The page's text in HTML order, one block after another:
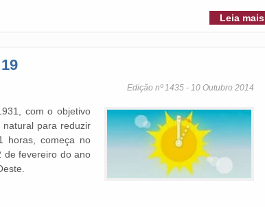
Leia mais
Edição nº 1435 - 10 Outubro 2014
com o objetivo
para reduzir
horas, começa no
de fevereiro do ano